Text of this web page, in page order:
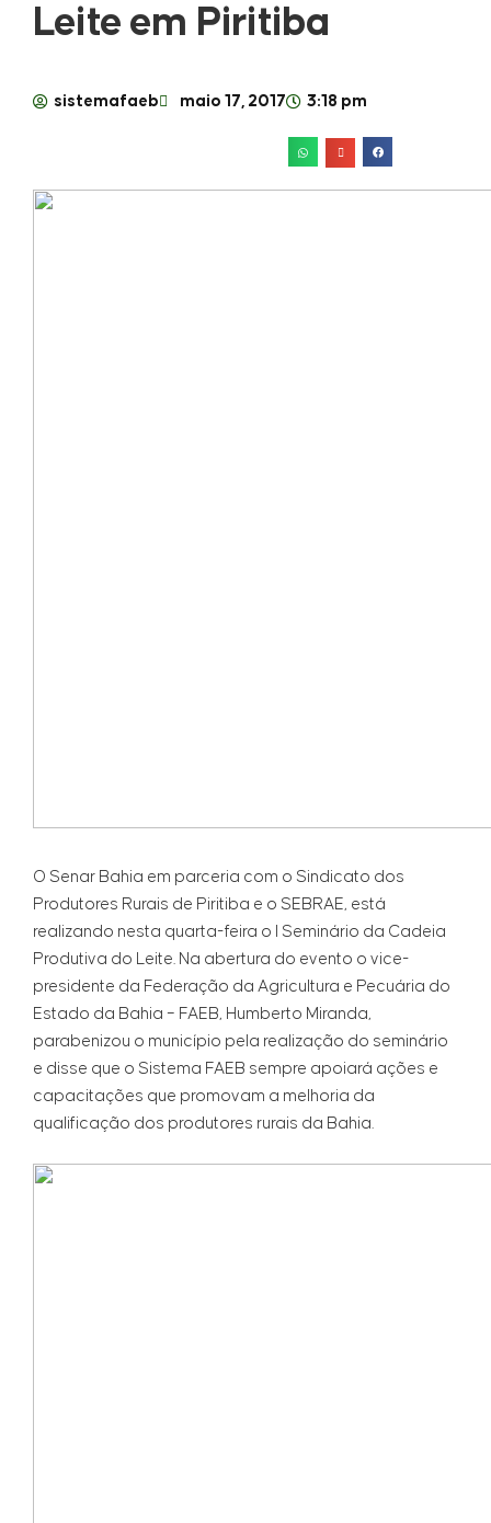
Leite em Piritiba
sistemafaeb maio 17, 2017 3:18 pm
O Senar Bahia em parceria com o Sindicato dos
Produtores Rurais de Piritiba e o SEBRAE, está
realizando nesta quarta-feira o I Seminário da Cadeia
Produtiva do Leite. Na abertura do evento o vice-
presidente da Federação da Agricultura e Pecuária do
Estado da Bahia – FAEB, Humberto Miranda,
parabenizou o município pela realização do seminário
e disse que o Sistema FAEB sempre apoiará ações e
capacitações que promovam a melhoria da
qualificação dos produtores rurais da Bahia.